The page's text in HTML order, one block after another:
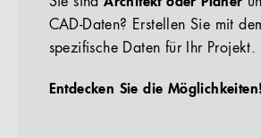
CAD-Daten? Erstellen Sie mit
spezifische Daten für Ihr Projekt.
Entdecken Sie die Möglichkeiten!